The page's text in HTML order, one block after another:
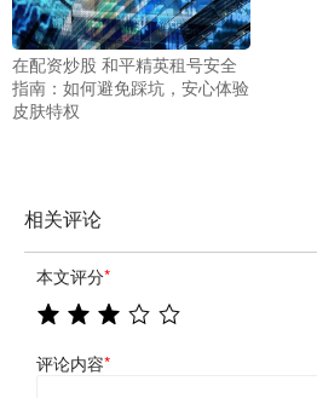
在配资炒股 和平精英租号安全
指南：如何避免踩坑，安心体验
皮肤特权
相关评论
本文评分*
评论内容*